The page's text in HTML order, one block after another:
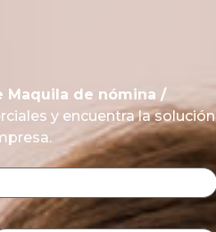
Maquila de nómina /
y encuentra la solución